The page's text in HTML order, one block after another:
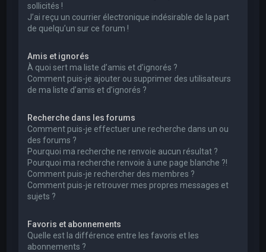
sollicités !
J’ai reçu un courrier électronique indésirable de la part
de quelqu’un sur ce forum !
Amis et ignorés
À quoi sert ma liste d’amis et d’ignorés ?
Comment puis-je ajouter ou supprimer des utilisateurs
de ma liste d’amis et d’ignorés ?
Recherche dans les forums
Comment puis-je effectuer une recherche dans un ou
des forums ?
Pourquoi ma recherche ne renvoie aucun résultat ?
Pourquoi ma recherche renvoie à une page blanche ?!
Comment puis-je rechercher des membres ?
Comment puis-je retrouver mes propres messages et
sujets ?
Favoris et abonnements
Quelle est la différence entre les favoris et les
abonnements ?